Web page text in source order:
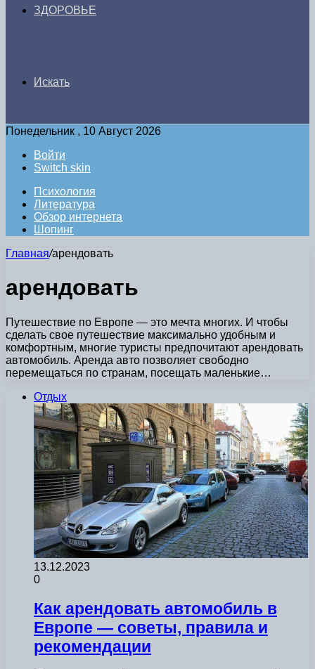
ЗДОРОВЬЕ
Искать
Понедельник , 10 Август 2026
Войти
Switch skin
Психология
Литература
Обзор интернета
Шопинг
Главная/арендовать
арендовать
Путешествие по Европе — это мечта многих. И чтобы
сделать свое путешествие максимально удобным и
комфортным, многие туристы предпочитают арендовать
автомобиль. Аренда авто позволяет свободно
перемещаться по странам, посещать маленькие…
Отдых
13.12.2023
0
Как арендовать автомобиль в
Европе — советы, правила и
рекомендации